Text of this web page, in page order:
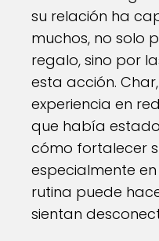
su relación ha
muchos, no solo
regalo, sino por
esta acción.
experiencia en
que había
cómo fortalecer
especialmente
rutina puede
sientan